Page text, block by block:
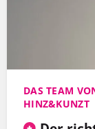
DAS TEAM
HINZ&KUNZT